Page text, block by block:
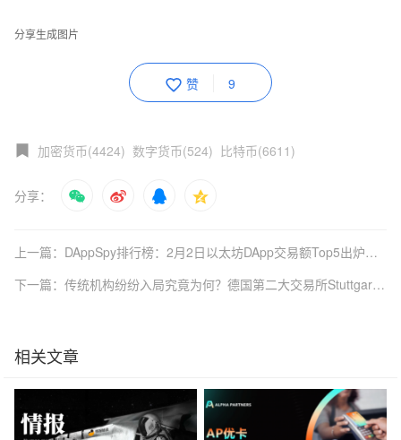
分享生成图片
赞 9
加密货币(4424) 数字货币(524) 比特币(6611)
分享：
上一篇：DAppSpy排行榜：2月2日以太坊DApp交易额Top5出炉，第1名663.04K美元
下一篇：传统机构纷纷入局究竟为何？德国第二大交易所Stuttgart推加密货币交易应用
相关文章